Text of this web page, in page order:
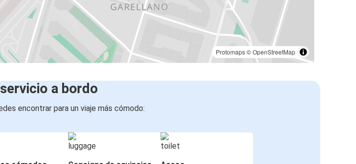
Protomaps©OpenStreetMap
a bordo
encontrar para un viaje más cómodo: